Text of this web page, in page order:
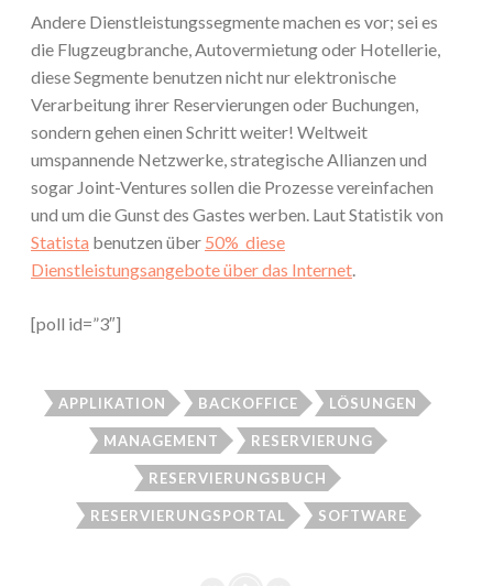
Andere Dienstleistungssegmente machen es vor; sei es
die Flugzeugbranche, Autovermietung oder Hotellerie,
diese Segmente benutzen nicht nur elektronische
Verarbeitung ihrer Reservierungen oder Buchungen,
sondern gehen einen Schritt weiter! Weltweit
umspannende Netzwerke, strategische Allianzen und
sogar Joint-Ventures sollen die Prozesse vereinfachen
und um die Gunst des Gastes werben. Laut Statistik von
Statista benutzen über 50% diese
Dienstleistungsangebote über das Internet.
[poll id=”3″]
APPLIKATION BACKOFFICE LÖSUNGEN
MANAGEMENT RESERVIERUNG
RESERVIERUNGSBUCH
RESERVIERUNGSPORTAL SOFTWARE